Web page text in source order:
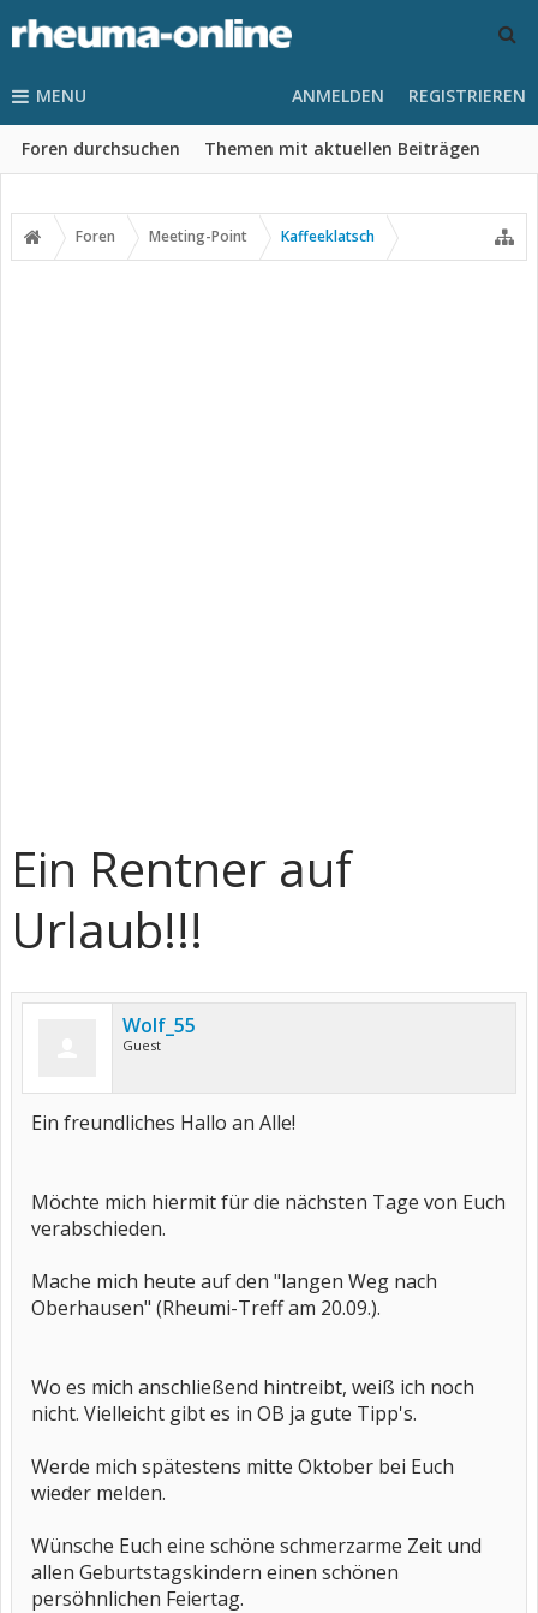
MENU
Foren durchsuchen Themen mit aktuellen Beiträgen
ANMELDEN REGISTRIEREN
Foren Meeting-Point Kaffeeklatsch
Ein Rentner auf
Urlaub!!!
Wolf_55
Guest
Ein freundliches Hallo an Alle!
Möchte mich hiermit für die nächsten Tage von Euch
verabschieden.
Mache mich heute auf den "langen Weg nach
Oberhausen" (Rheumi-Treff am 20.09.).
Wo es mich anschließend hintreibt, weiß ich noch
nicht. Vielleicht gibt es in OB ja gute Tipp's.
Werde mich spätestens mitte Oktober bei Euch
wieder melden.
Wünsche Euch eine schöne schmerzarme Zeit und
allen Geburtstagskindern einen schönen
persöhnlichen Feiertag.